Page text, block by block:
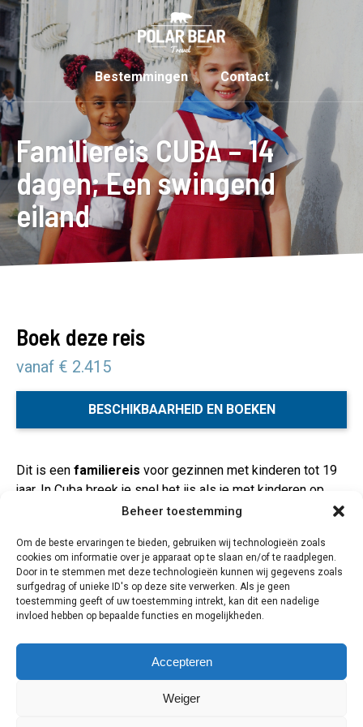
Beheer toestemming
Om de beste ervaringen te bieden, gebruiken wij technologieën zoals
cookies om informatie over je apparaat op te slaan en/of te raadplegen.
Door in te stemmen met deze technologieën kunnen wij gegevens zoals
surfgedrag of unieke ID's op deze site verwerken. Als je geen
toestemming geeft of uw toestemming intrekt, kan dit een nadelige
invloed hebben op bepaalde functies en mogelijkheden.
Accepteren
Weiger
Bestemmingen Contact
Familiereis CUBA – 14
dagen; Een swingend
eiland
Boek deze reis
vanaf € 2.415
BESCHIKBAARHEID EN BOEKEN
Dit is een familiereis voor gezinnen met kinderen tot 19
jaar. In Cuba breek je snel het ijs als je met kinderen op
pad bent. Cubanen zijn een hartelijk volk, dat altijd in is
Voor je het weet word je uitgenodigd om je heupen los te
gooien in een lokaal muziekcafé. Je bezoekt het
indrukwekkende Havanaen het sfeervolle Spaans-
koloniale Trinidad. Op het idyllische eilandjeCayo Santa
kun je heerlijk luieren op het witte zandstrand
of een duik maken in de onderwaterwereld.
14 dagen / 13 nachten